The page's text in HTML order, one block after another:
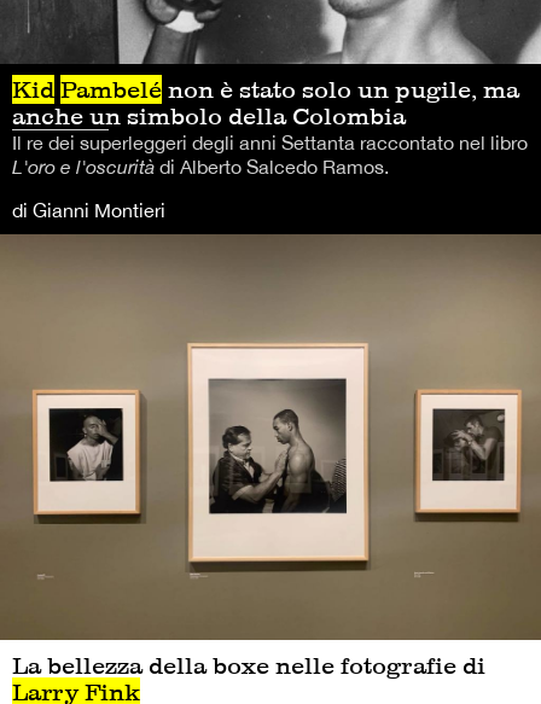
Kid Pambelé non è stato solo un pugile, ma
anche un simbolo della Colombia
Il re dei superleggeri degli anni Settanta raccontato nel libro
L'oro e l'oscurità di Alberto Salcedo Ramos.
di Gianni Montieri
La bellezza della boxe nelle fotografie di
Larry Fink